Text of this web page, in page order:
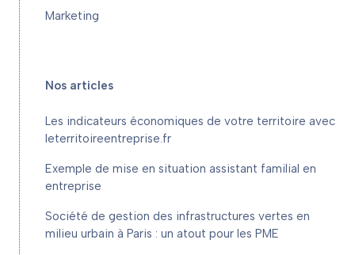
Marketing
Nos articles
Les indicateurs économiques de votre territoire avec
leterritoireentreprise.fr
Exemple de mise en situation assistant familial en
entreprise
Société de gestion des infrastructures vertes en
milieu urbain à Paris : un atout pour les PME